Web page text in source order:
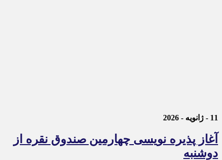
11 - ژانویه - 2026
آغاز پذیره نویسی چهارمین صندوق نقره از
دوشنبه